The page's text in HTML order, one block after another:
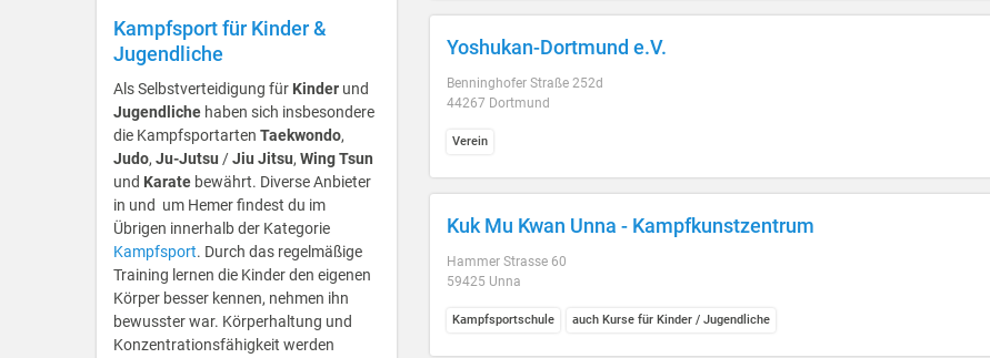
Kampfsport für Kinder &
Jugendliche
Als Selbstverteidigung für Kinder und
Jugendliche haben sich insbesondere
die Kampfsportarten Taekwondo,
Judo, Ju-Jutsu /Jiu Jitsu, Wing Tsun
und Karate bewährt. Diverse Anbieter
in und um Hemer findest du im
Übrigen innerhalb der Kategorie
Kampfsport. Durch das regelmäßige
Training lernen die Kinder den eigenen
Körper besser kennen, nehmen ihn
bewusster war. Körperhaltung und
Konzentrationsfähigkeit werden
Yoshukan-Dortmund e.V.
Benninghofer Straße 252d
44267 Dortmund
Verein
Kuk Mu Kwan Unna - Kampfkunstzentrum
Hammer Strasse 60
59425 Unna
Kampfsportschule auch Kurse für Kinder / Jugendliche